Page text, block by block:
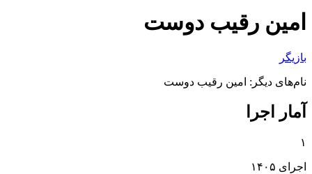
امین رقیب دوست
بازیگر
نام‌های دیگر: امین رقیب دوست
آمار اجرا
۱
اجرای ۱۴۰۵